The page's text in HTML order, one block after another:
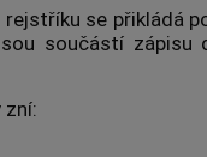
se přikládá
součástí zápisu
zní: